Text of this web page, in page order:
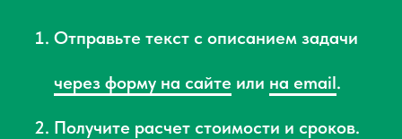
Отправьте текст с описанием задачи
через форму на сайте или на email.
Получите расчет стоимости и сроков.